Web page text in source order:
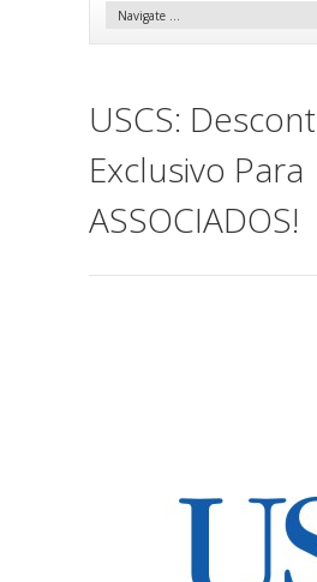
USCS:
Exclusivo Para
ASSOCIADOS!